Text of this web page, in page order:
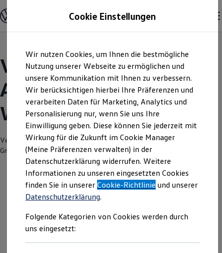
Hauptinhalt
springen
Footer
springen
Modelle und Konfigurator
Konfigurator
Modelle vergleichen
Elektroautos
ENERGY Sondermodelle
Nutzfahrzeuge
SUV und CUV
Familienautos
Kombis
Kompaktwagen
Sportwagen
Schnell verfügbare Fahrzeuge
Angebote und Produkte
Aktuelle Angebote
E-Auto-Förderung
Volkswagen Marktplatz
Die ENERGY Sondermodelle
Junge Gebrauchtwagen und Gebrauchtwagen
Volkswagen Zertifizierte Gebrauchtwagen
Elektromobilität bei Gebrauchtwagen
Saisonangebote
Reifenpakete
Leasing
Leasing-Angebote
Volkswagen Modelle |
Autohaus Braun
Wildberg
Verantwortlich für die Inhalte auf dieser Seite ist die Autohaus Braun
GmbH
Impressum & Rechtliches)
Cookie Einstellungen
Wir nutzen Cookies, um Ihnen die bestmögliche
Nutzung unserer Webseite zu ermöglichen und
unsere Kommunikation mit Ihnen zu verbessern.
Wir berücksichtigen hierbei Ihre Präferenzen und
verarbeiten Daten für Marketing, Analytics und
Personalisierung nur, wenn Sie uns Ihre
Einwilligung geben. Diese können Sie jederzeit mit
Wirkung für die Zukunft im Cookie Manager
(Meine Präferenzen verwalten) in der
Datenschutzerklärung widerrufen. Weitere
Informationen zu unseren eingesetzten Cookies
finden Sie in unsererCookie-Richtlinie und unserer
Datenschutzerklärung.
Folgende Kategorien von Cookies werden durch
uns eingesetzt: